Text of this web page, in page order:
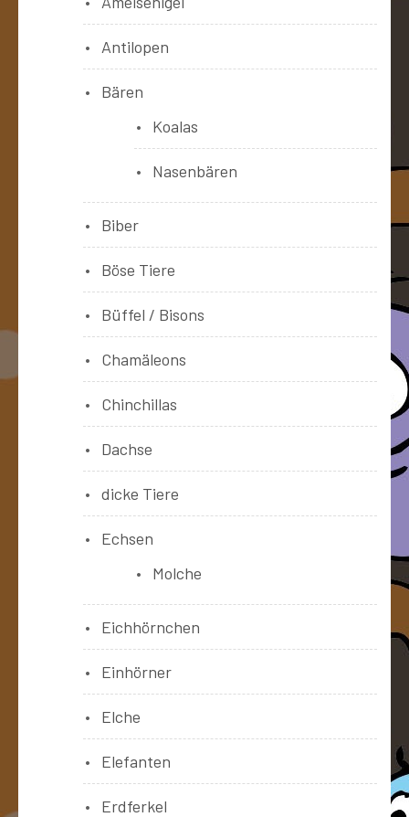
Antilopen
Bären
Koalas
Nasenbären
Biber
Böse Tiere
Büffel / Bisons
Chamäleons
Chinchillas
Dachse
dicke Tiere
Echsen
Molche
Eichhörnchen
Einhörner
Elche
Elefanten
Erdferkel